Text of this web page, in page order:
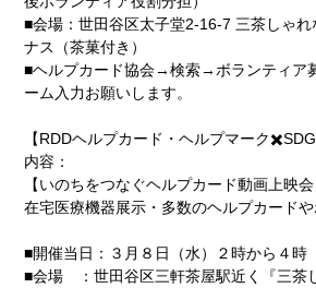
■会場：世田谷区太子堂2-16-7 三茶しゃ
ナス（茶菓付き）
■ヘルプカード協会→検索→ボランティア
ーム入力お願いします。
【RDDヘルプカード・ヘルプマーク
内容：
【いのちをつなぐヘルプカード動画上映会
在宅医療機器展示・多数のヘルプカード
■開催当日：３月８日（水）２時から４時
■会場 ：世田谷区三軒茶屋駅近く『三茶